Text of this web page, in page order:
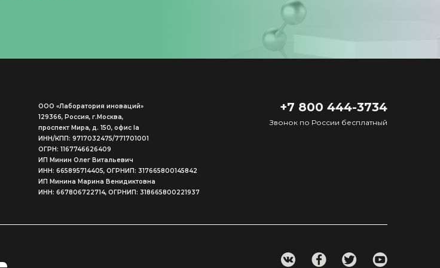
ООО «Лаборатория иноваций»
129366, Россия, г.Москва,
проспект Мира, д. 150, офис Ia
ИНН/КПП: 9717032475/771701001
ОГРН: 1167746626409
ИП Минин Олег Витальевич
ИНН: 665895714405, ОГРНИП: 317665800145842
ИП Минина Марина Венидиктовна
ИНН: 667806722714, ОГРНИП: 318665800221937
+7 800 444-3734
Звонок по России бесплатный